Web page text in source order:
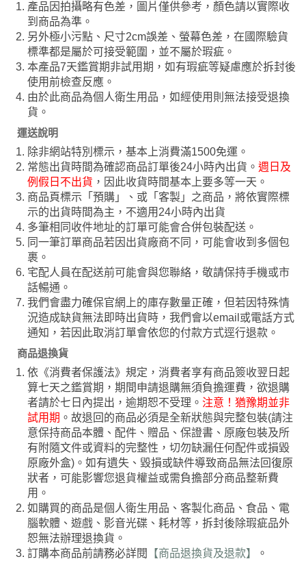
產品因拍攝略有色差，圖片僅供參考，顏色請以實際收
到商品為準。
另外極小污點、尺寸2cm誤差、螢幕色差，在國際驗貨
標準都是屬於可接受範圍，並不屬於瑕疵。
本產品7天鑑賞期非試用期，如有瑕疵等疑慮應於拆封後
使用前檢查反應。
由於此商品為個人衛生用品，如經使用則無法接受退換
貨。
運送說明
除非網站特別標示，基本上消費滿1500免運。
常態出貨時間為確認商品訂單後24小時內出貨。 週日及
例假日不出貨 ，因此收貨時間基本上要多等一天。
商品頁標示「預購」、或「客製」之商品，將依實際標
示的出貨時間為主，不適用24小時內出貨
多筆相同收件地址的訂單可能會合併包裝配送。
同一筆訂單商品若因出貨廠商不同，可能會收到多個包
裹。
宅配人員在配送前可能會與您聯絡，敬請保持手機或市
話暢通。
我們會盡力確保官網上的庫存數量正確，但若因特殊情
況造成缺貨無法即時出貨時，我們會以email或電話方式
通知，若因此取消訂單會依您的付款方式逕行退款。
商品退換貨
依《消費者保護法》規定，消費者享有商品簽收翌日起
算七天之鑑賞期，期間申請退購無須負擔運費，欲退購
者請於七日內提出，逾期恕不受理。 注意！猶豫期並非
試用期 。故退回的商品必須是全新狀態與完整包裝(請注
意保持商品本體、配件、贈品、保證書、原廠包裝及所
有附隨文件或資料的完整性，切勿缺漏任何配件或損毀
原廠外盒)。如有遺失、毀損或缺件導致商品無法回復原
狀者，可能影響您退貨權益或需負擔部分商品整新費
用。
如購買的商品是個人衛生用品、客製化商品、食品、電
腦軟體、遊戲、影音光碟、耗材等，拆封後除瑕疵品外
恕無法辦理退換貨。
訂購本商品前請務必詳閱
【商品退換貨及退款】 。